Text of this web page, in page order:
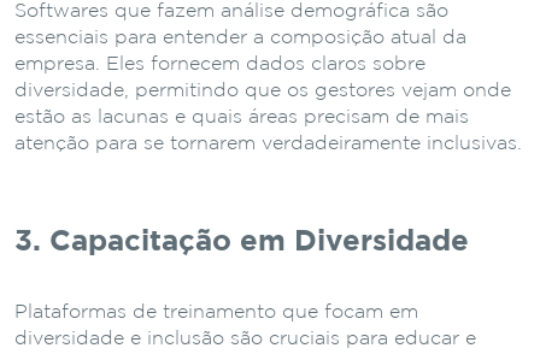
Softwares que fazem análise demográfica são
essenciais para entender a composição atual da
empresa. Eles fornecem dados claros sobre
diversidade, permitindo que os gestores vejam onde
estão as lacunas e quais áreas precisam de mais
atenção para se tornarem verdadeiramente inclusivas.
3. Capacitação em Diversidade
Plataformas de treinamento que focam em
diversidade e inclusão são cruciais para educar e